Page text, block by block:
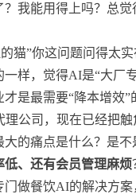
？我能用得上吗？总觉
猫”你这问题问得太
样，觉得AI是“大厂
是最需要“降本增效”
理公司，现在已经把
大的痛点是什么？是不
低、还有会员管理麻烦
门做餐饮AI的解决方案